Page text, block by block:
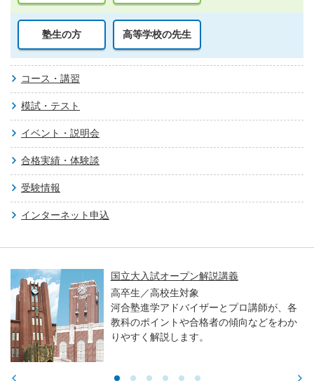
塾生の方 高等学校の先生
コース・講習
模試・テスト
イベント・説明会
合格実績・体験談
受験情報
インターネット申込
国立大入試オープン解説講義
高卒生／高校生対象
河合塾進学アドバイザーとプロ講師が、各
教科のポイントや合格者の傾向などをわか
りやすく解説します。